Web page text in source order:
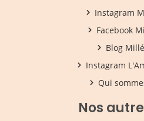
Instagram
Facebook
Blog
Instagram
Qui
Nos